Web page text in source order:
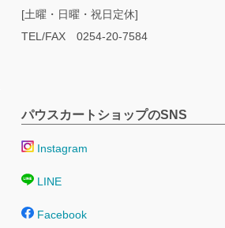
[土曜・日曜・祝日定休]
TEL/FAX 0254-20-7584
パウスカートショップのSNS
Instagram
LINE
Facebook